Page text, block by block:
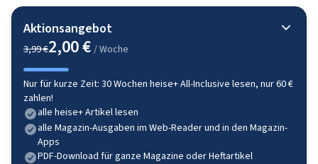
Aktionsangebot
3,99 €2,00 € / Woche
Nur für kurze Zeit: 30 Wochen heise+ All-Inclusive lesen, nur 60 €
zahlen!
alle heise+ Artikel lesen
alle Magazin-Ausgaben im Web-Reader und in den Magazin-
Apps
PDF-Download für ganze Magazine oder Heftartikel